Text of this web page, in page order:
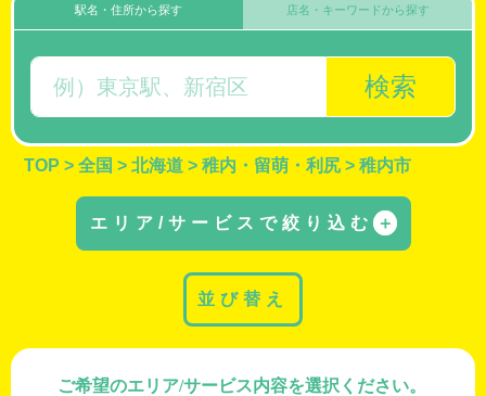
駅名・住所から探す
検索
店名・キーワードから探す
TOP > 全国 > 北海道 > 稚内・留萌・利尻 > 稚内市
エリア/サービスで絞り込む ＋
ご希望のエリア/サービス内容を選択ください。
並び替え